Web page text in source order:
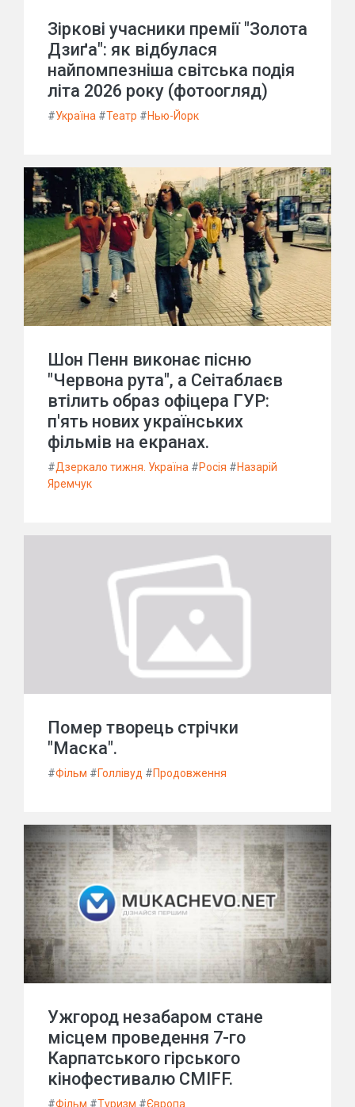
Зіркові учасники премії "Золота
Дзиґа": як відбулася
найпомпезніша світська подія
літа 2026 року (фотоогляд)
#Україна #Театр #Нью-Йорк
Шон Пенн виконає пісню
"Червона рута", а Сеітаблаєв
втілить образ офіцера ГУР:
п'ять нових українських
фільмів на екранах.
#Дзеркало тижня. Україна #Росія #Назарій
Яремчук
Помер творець стрічки
"Маска".
#Фільм #Голлівуд #Продовження
Ужгород незабаром стане
місцем проведення 7-го
Карпатського гірського
кінофестивалю CMIFF.
#Фільм #Туризм #Європа